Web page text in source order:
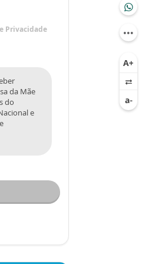
Privacidade
da Mãe
do
e